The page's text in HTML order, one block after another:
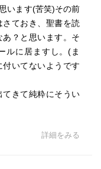
います(苦笑)その前
ておき、聖書を読
？と思います。そ
ルに居ますし。(ま
いてないようです
きて純粋にそうい
詳細をみる